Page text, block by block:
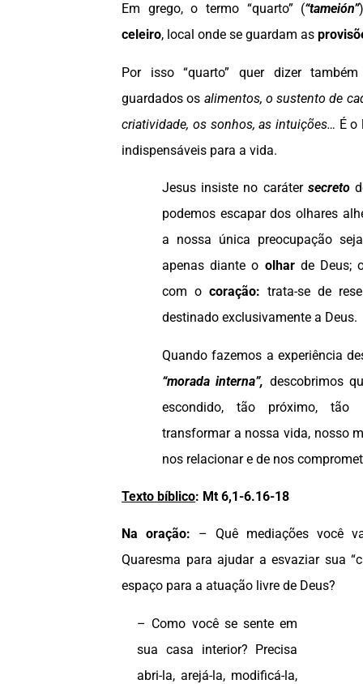
Em grego, o termo “quarto” (“tameión”
celeiro, local onde se guardam as
Por isso “quarto” quer dizer
guardados os alimentos, o sustento de
criatividade, os sonhos, as intuições… É o
indispensáveis para a vida.
Jesus insiste no caráter secreto
podemos escapar dos olhares
a nossa única preocupação
apenas diante o olharde Deus;
com o coração: trata-se de
destinado exclusivamente a Deus.
Quando fazemos a experiência
“morada interna”, descobrimos
escondido, tão próximo, tão
transformar a nossa vida, nosso
nos relacionar e de nos
Texto bíblico: Mt 6,1-6.16-18
Na oração: – Quê mediações você
Quaresma para ajudar a esvaziar sua
espaço para a atuação livre de Deus?
– Como você se sente em
sua casa interior? Precisa
abri-la, arejá-la, modificá-la,